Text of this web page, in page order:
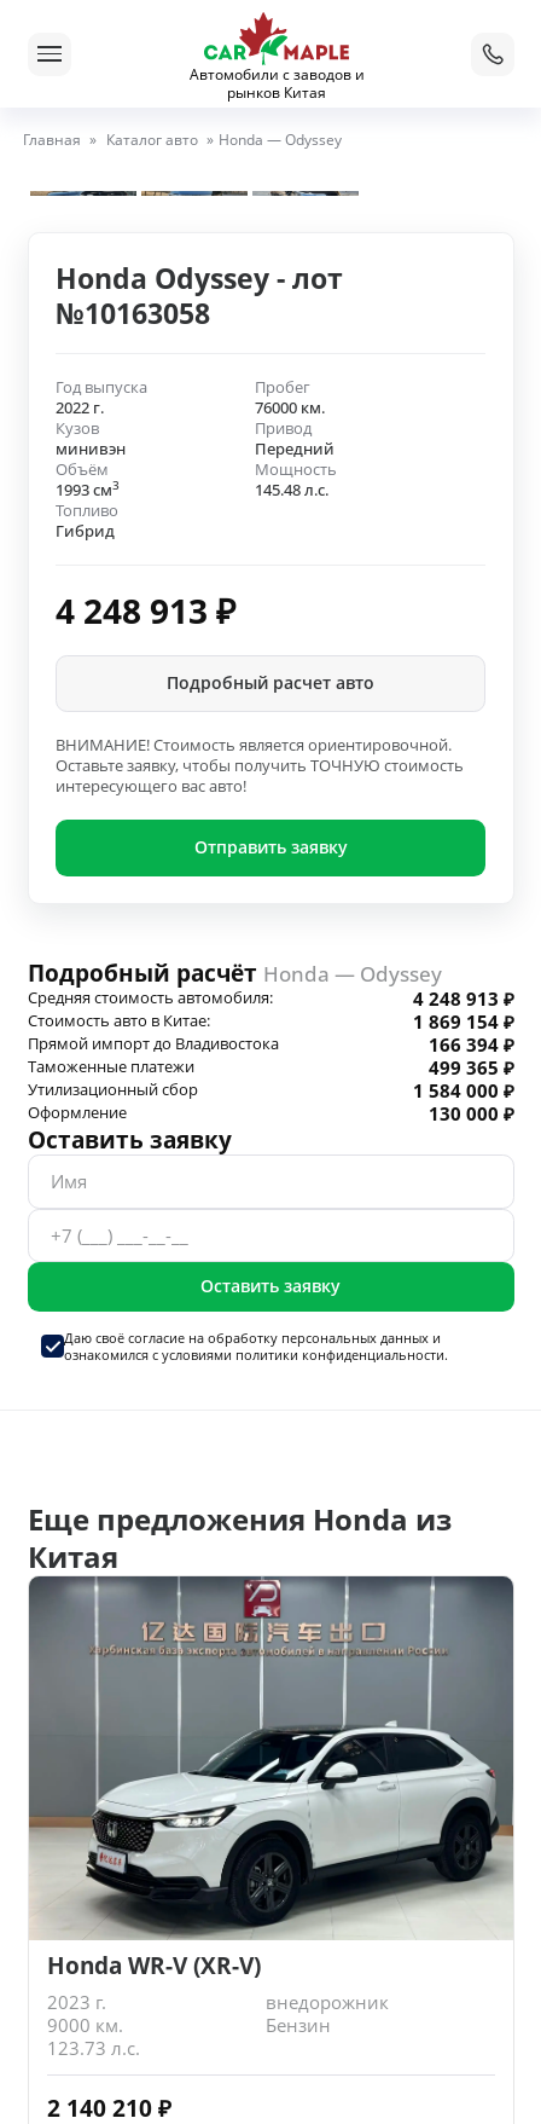
Автомобили с заводов и
рынков Китая
Главная » Каталог авто » Honda — Odyssey
Honda Odyssey - лот
№10163058
Год выпуска
2022 г.
Пробег
76000 км.
Кузов
минивэн
Привод
Передний
Объём
1993 см3
Мощность
145.48 л.с.
Топливо
Гибрид
4 248 913 ₽
Подробный расчет авто
ВНИМАНИЕ! Стоимость является ориентировочной.
Оставьте заявку, чтобы получить ТОЧНУЮ стоимость
интересующего вас авто!
Отправить заявку
Подробный расчёт Honda — Odyssey
Средняя стоимость автомобиля: 4 248 913 ₽
Стоимость авто в Китае: 1 869 154 ₽
Прямой импорт до Владивостока 166 394 ₽
Таможенные платежи 499 365 ₽
Утилизационный сбор 1 584 000 ₽
Оформление 130 000 ₽
Оставить заявку
Оставить заявку
Даю своё согласие на обработку персональных данныхи
ознакомился с условиями политики конфиденциальности.
Еще предложения Honda из
Китая
Honda WR-V (XR-V)
2023 г.
внедорожник
9000 км.
Бензин
123.73 л.с.
2 140 210 ₽